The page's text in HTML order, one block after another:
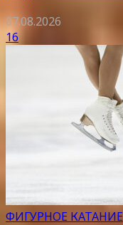
07.08.2026
16
ФИГУРНОЕ КАТАНИЕ